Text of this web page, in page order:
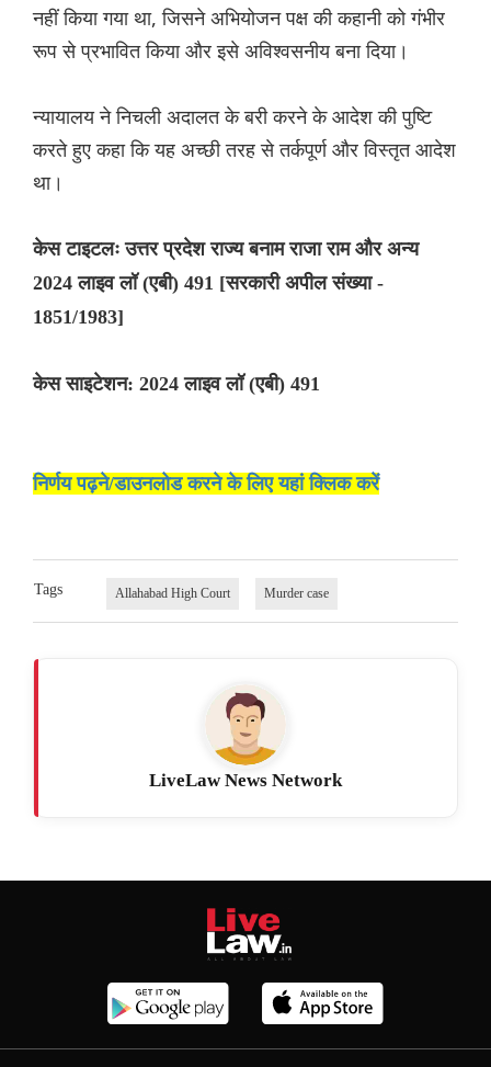
नहीं किया गया था, जिसने अभियोजन पक्ष की कहानी को गंभीर
रूप से प्रभावित किया और इसे अविश्वसनीय बना दिया।
न्यायालय ने निचली अदालत के बरी करने के आदेश की पुष्टि
करते हुए कहा कि यह अच्छी तरह से तर्कपूर्ण और विस्तृत आदेश
था।
केस टाइटलः उत्तर प्रदेश राज्य बनाम राजा राम और अन्य
2024 लाइव लॉ (एबी) 491 [सरकारी अपील संख्या -
1851/1983]
केस साइटेशन: 2024 लाइव लॉ (एबी) 491
निर्णय पढ़ने/डाउनलोड करने के लिए यहां क्लिक करें
Tags Allahabad High Court ‏Murder case
LiveLaw News Network